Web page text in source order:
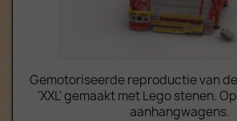
Gemotoriseerde reproductie van
'XXL' gemaakt met Lego stenen.
aanhangwagens.